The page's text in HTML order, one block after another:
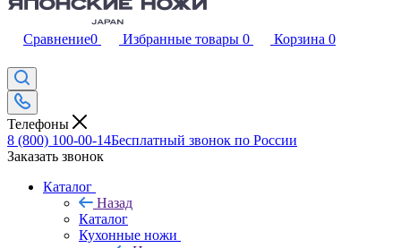
Сравнение0 Избранные товары 0 Корзина 0
Телефоны
8 (800) 100-00-14Бесплатный звонок по России
Заказать звонок
Каталог
Назад
Каталог
Кухонные ножи